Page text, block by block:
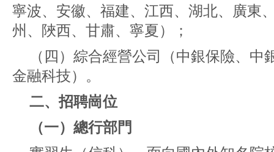
寧波、安徽、福建、江西、湖北、廣東
州、陜西、甘肅、寧夏）；
（四）綜合經營公司（中銀保險、
金融科技）。
二、招聘崗位
（一）總行部門